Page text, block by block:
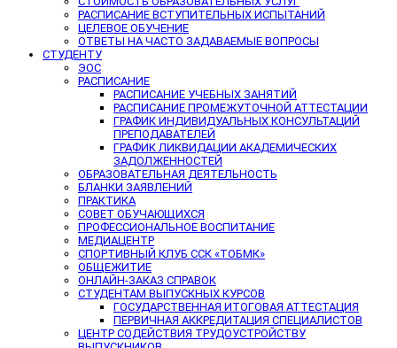
РАСПИСАНИЕ ВСТУПИТЕЛЬНЫХ ИСПЫТАНИЙ
ЦЕЛЕВОЕ ОБУЧЕНИЕ
ОТВЕТЫ НА ЧАСТО ЗАДАВАЕМЫЕ ВОПРОСЫ
СТУДЕНТУ
ЭОС
РАСПИСАНИЕ
РАСПИСАНИЕ УЧЕБНЫХ ЗАНЯТИЙ
РАСПИСАНИЕ ПРОМЕЖУТОЧНОЙ АТТЕСТАЦИИ
ГРАФИК ИНДИВИДУАЛЬНЫХ КОНСУЛЬТАЦИЙ
ПРЕПОДАВАТЕЛЕЙ
ГРАФИК ЛИКВИДАЦИИ АКАДЕМИЧЕСКИХ
ЗАДОЛЖЕННОСТЕЙ
ОБРАЗОВАТЕЛЬНАЯ ДЕЯТЕЛЬНОСТЬ
БЛАНКИ ЗАЯВЛЕНИЙ
ПРАКТИКА
СОВЕТ ОБУЧАЮЩИХСЯ
ПРОФЕССИОНАЛЬНОЕ ВОСПИТАНИЕ
МЕДИАЦЕНТР
СПОРТИВНЫЙ КЛУБ ССК «ТОБМК»
ОБЩЕЖИТИЕ
ОНЛАЙН-ЗАКАЗ СПРАВОК
СТУДЕНТАМ ВЫПУСКНЫХ КУРСОВ
ГОСУДАРСТВЕННАЯ ИТОГОВАЯ АТТЕСТАЦИЯ
ПЕРВИЧНАЯ АККРЕДИТАЦИЯ СПЕЦИАЛИСТОВ
ЦЕНТР СОДЕЙСТВИЯ ТРУДОУСТРОЙСТВУ